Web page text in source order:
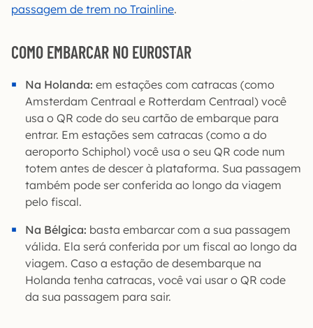
passagem de trem no Trainline.
COMO EMBARCAR NO EUROSTAR
Na Holanda: em estações com catracas (como
Amsterdam Centraal e Rotterdam Centraal) você
usa o QR code do seu cartão de embarque para
entrar. Em estações sem catracas (como a do
aeroporto Schiphol) você usa o seu QR code num
totem antes de descer à plataforma. Sua passagem
também pode ser conferida ao longo da viagem
pelo fiscal.
Na Bélgica: basta embarcar com a sua passagem
válida. Ela será conferida por um fiscal ao longo da
viagem. Caso a estação de desembarque na
Holanda tenha catracas, você vai usar o QR code
da sua passagem para sair.